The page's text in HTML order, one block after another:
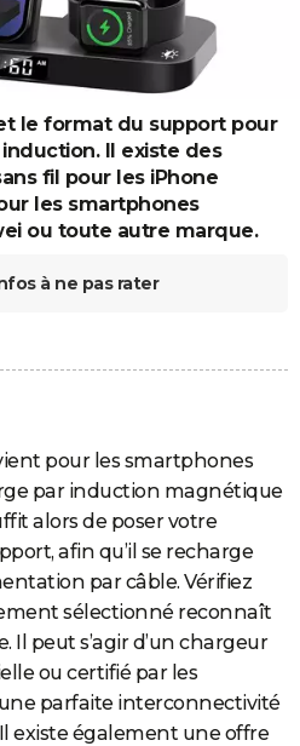
le format du support pour
Il existe des
fil pour les iPhone
les smartphones
ou toute autre marque.
à ne pas rater
pour les smartphones
par induction magnétique
alors de poser votre
afin qu’il se recharge
par câble. Vérifiez
sélectionné reconnaît
peut s’agir d’un chargeur
ou certifié par les
parfaite interconnectivité
existe également une offre